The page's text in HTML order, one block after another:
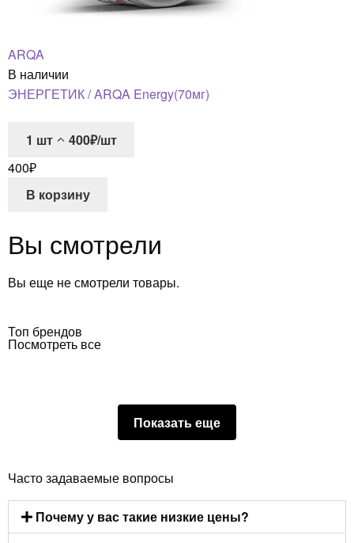
ARQA
В наличии
ЭНЕРГЕТИК / ARQA Energy(70мг)
1 шт
400₽/шт
400₽
В корзину
Вы смотрели
Вы еще не смотрели товары.
Топ брендов
Посмотреть все
Показать еще
Часто задаваемые вопросы
Почему у вас такие низкие цены?